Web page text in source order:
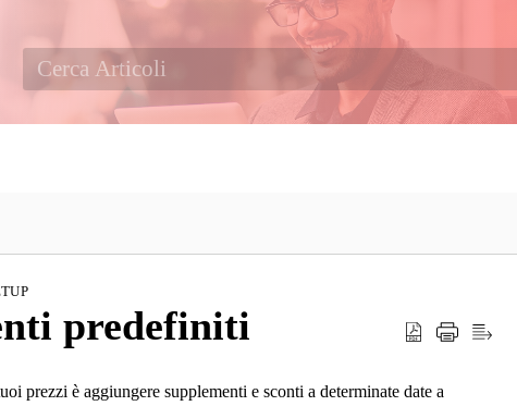
predefiniti
prezzi è aggiungere supplementi e sconti a determinate date a